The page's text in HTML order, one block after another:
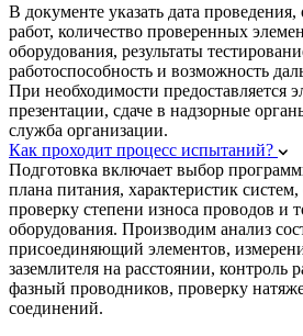
В документе указать дата
работ, количество проверенных
оборудования, результаты
работоспособность и возможность
При необходимости предоставляется
презентации, сдаче в надзорные
служба организации.
Как проходит процесс испытаний?
Подготовка включает выбор
плана питания, характеристик
проверку степени износа проводов и
оборудования. Производим анализ
присоединяющий элементов,
заземлителя на расстоянии, контроль
фазный проводников, проверку
соединений.